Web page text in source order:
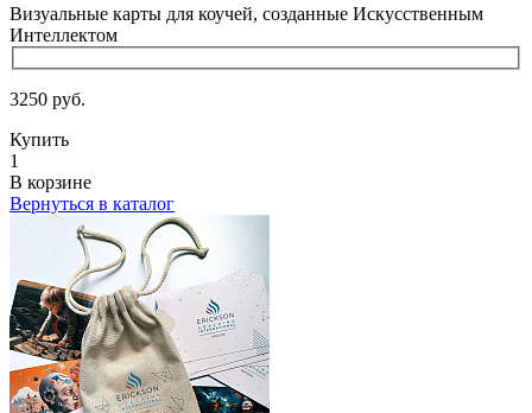
Визуальные карты для коучей, созданные Искусственным
Интеллектом
3250 руб.
Купить
1
В корзине
Вернуться в каталог